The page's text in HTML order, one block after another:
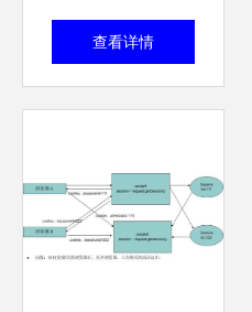
术的专利探索 以
查看详情